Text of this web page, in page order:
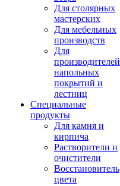
Для столярных
мастерских
Для мебельных
производств
Для
производителей
напольных
покрытий и
лестниц
Специальные
продукты
Для камня и
кирпича
Растворители и
очистители
Восстановитель
цвета